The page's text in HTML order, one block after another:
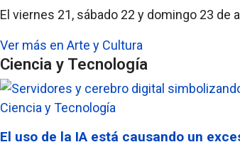
El viernes 21, sábado 22 y domingo 23 de
Ver más en Arte y Cultura
Ciencia y Tecnología
Ciencia y Tecnología
El uso de la IA está causando un